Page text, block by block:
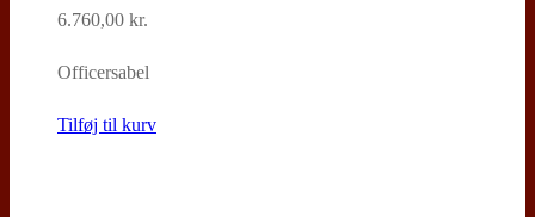
6.760,00 kr.
Officersabel
Tilføj til kurv